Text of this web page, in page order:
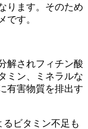
ります。そのため
です。
解されフィチン酸
ミン、ミネラルな
有害物質を排出す
ビタミン不足も